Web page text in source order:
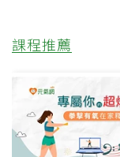
課程推薦